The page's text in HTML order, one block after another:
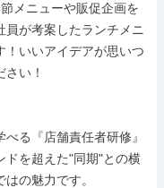
メニューや販促企画を
が考案したランチメニ
！いいアイデアが思いつ
い！
る『店舗責任者研修』
ドを超えた"同期"との横
の魅力です。